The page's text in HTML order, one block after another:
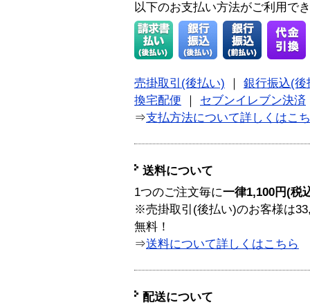
以下のお支払い方法がご利用で
売掛取引(後払い)
銀行振込(後
換宅配便
セブンイレブン決済
⇒支払方法について詳しくはこ
送料について
1つのご注文毎に一律1,100円(税
※売掛取引(後払い)のお客様は
無料！
⇒送料について詳しくはこちら
配送について